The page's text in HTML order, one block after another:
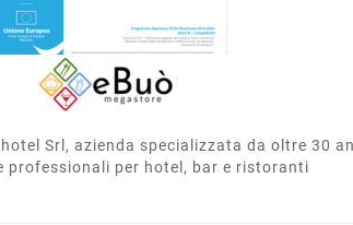
Srl, azienda specializzata da oltre 30
professionali per hotel, bar e ristoranti